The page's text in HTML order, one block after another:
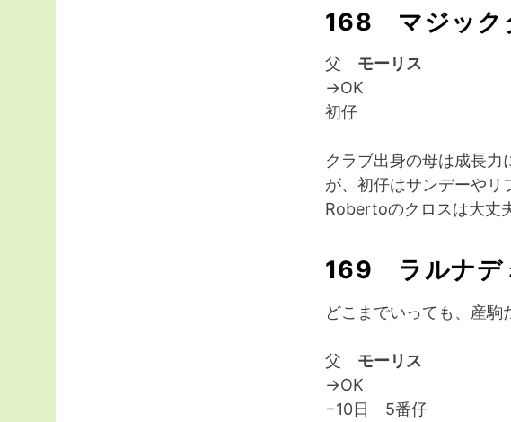
168 マジック
父 モーリス
→OK
初仔
クラブ出身の母は成長力
が、初仔はサンデーやリ
Robertoのクロスは大丈
169 ラルナデ
どこまでいっても、産駒
父 モーリス
→OK
−10日 5番仔